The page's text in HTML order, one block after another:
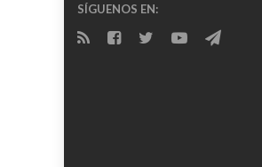
SÍGUENOS EN: